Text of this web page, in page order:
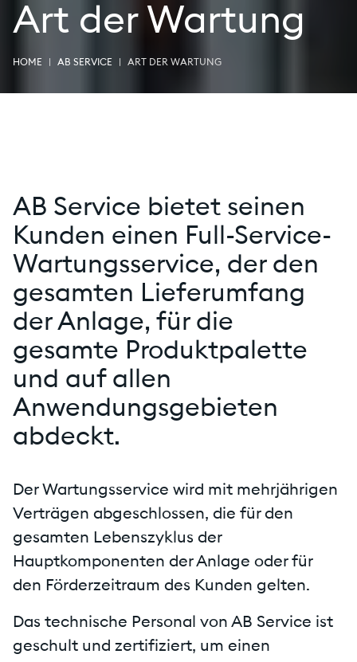
Art der Wartung
HOME AB SERVICE ART DER WARTUNG
AB Service bietet seinen
Kunden einen Full-Service-
Wartungsservice, der den
gesamten Lieferumfang
der Anlage, für die
gesamte Produktpalette
und auf allen
Anwendungsgebieten
abdeckt.
Der Wartungsservice wird mit mehrjährigen
Verträgen abgeschlossen, die für den
gesamten Lebenszyklus der
Hauptkomponenten der Anlage oder für
den Förderzeitraum des Kunden gelten.
Das technische Personal von AB Service ist
geschult und zertifiziert, um einen